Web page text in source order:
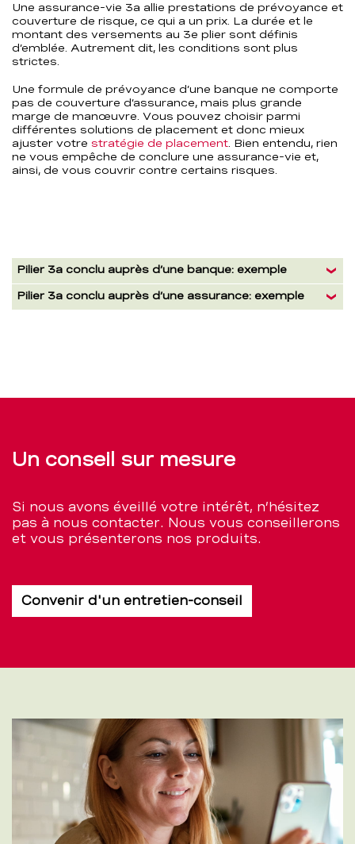
Une assurance-vie 3a allie prestations de prévoyance et
couverture de risque, ce qui a un prix. La durée et le
montant des versements au 3e plier sont définis
d’emblée. Autrement dit, les conditions sont plus
strictes.
Une formule de prévoyance d’une banque ne comporte
pas de couverture d’assurance, mais plus grande
marge de manœuvre. Vous pouvez choisir parmi
différentes solutions de placement et donc mieux
ajuster votre stratégie de placement . Bien entendu, rien
ne vous empêche de conclure une assurance-vie et,
ainsi, de vous couvrir contre certains risques.
Accordion
saeule
3a
Pilier 3a conclu auprès d’une banque: exemple
Pilier 3a conclu auprès d’une assurance: exemple
Un conseil sur mesure
Si nous avons éveillé votre intérêt, n’hésitez
pas à nous contacter. Nous vous conseillerons
et vous présenterons nos produits.
Convenir d'un entretien-conseil